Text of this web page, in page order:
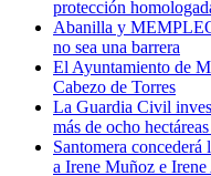
protección
Abanilla y
no sea una barrera
El Ayuntamiento de
Cabezo de Torres
La Guardia Civil
más de ocho
Santomera
a Irene Muñoz e